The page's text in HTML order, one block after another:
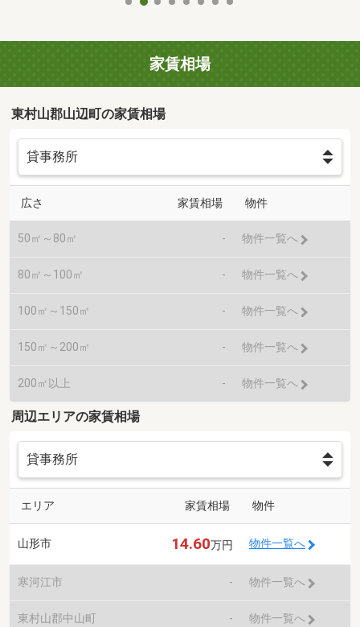
家賃相場
東村山郡山辺町の家賃相場
広さ 家賃相場 物件
50㎡～80㎡ - 物件一覧へ
80㎡～100㎡ - 物件一覧へ
100㎡～150㎡ - 物件一覧へ
150㎡～200㎡ - 物件一覧へ
200㎡以上 - 物件一覧へ
周辺エリアの家賃相場
エリア 家賃相場 物件
山形市 14.60万円 物件一覧へ
寒河江市 - 物件一覧へ
東村山郡中山町 - 物件一覧へ